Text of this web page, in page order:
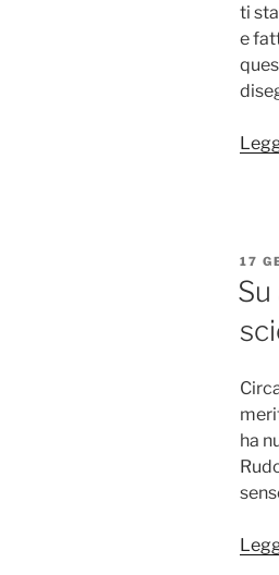
ti
e
IL
17
ha